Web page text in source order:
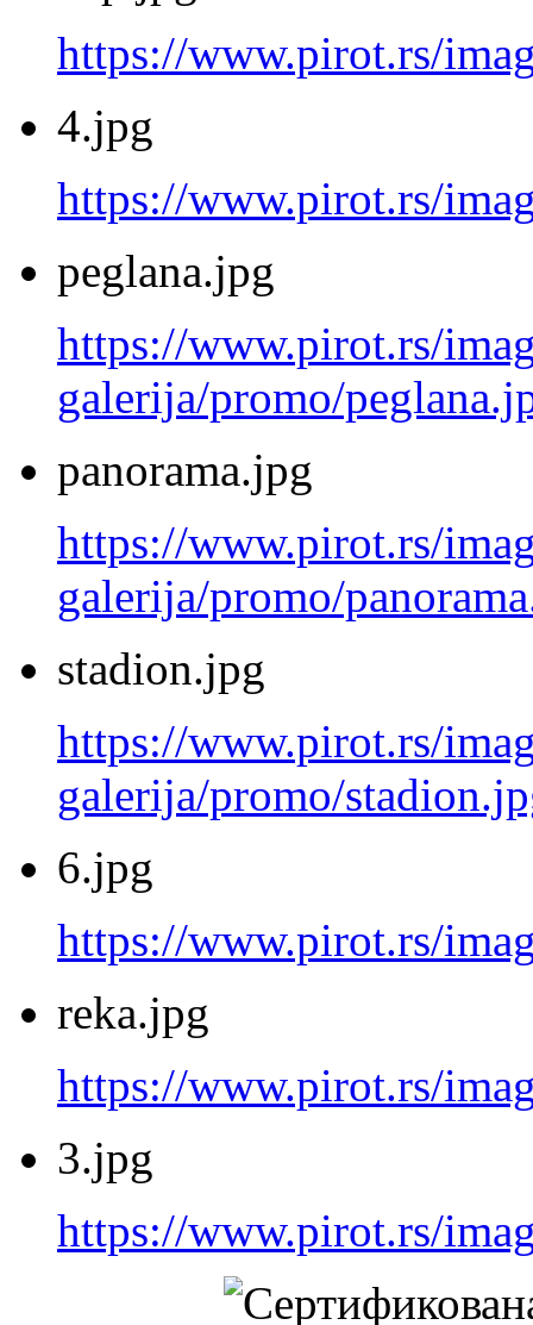
https://www.pirot.rs/
4.jpg
https://www.pirot.rs/
peglana.jpg
https://www.pirot.rs/
galerija/promo/
panorama.jpg
https://www.pirot.rs/
galerija/promo/
stadion.jpg
https://www.pirot.rs/
galerija/promo/
6.jpg
https://www.pirot.rs/
reka.jpg
https://www.pirot.rs/
3.jpg
https://www.pirot.rs/